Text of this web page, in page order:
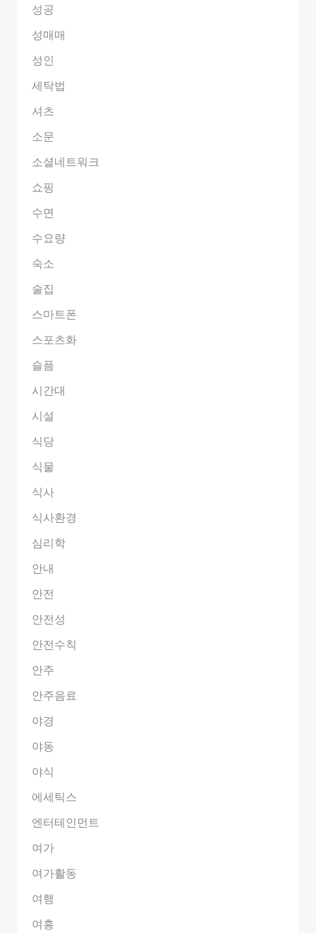
성공
성매매
성인
세탁법
셔츠
소문
소셜네트워크
쇼핑
수면
수요량
숙소
술집
스마트폰
스포츠화
슬픔
시간대
시설
식당
식물
식사
식사환경
심리학
안내
안전
안전성
안전수칙
안주
안주음료
야경
야동
야식
에세틱스
엔터테인먼트
여가
여가활동
여행
여흥